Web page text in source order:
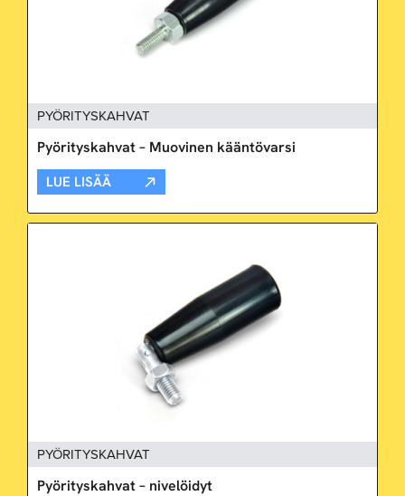
PYÖRITYSKAHVAT
Pyörityskahvat – Muovinen kääntövarsi
LUE LISÄÄ
PYÖRITYSKAHVAT
Pyörityskahvat – nivelöidyt